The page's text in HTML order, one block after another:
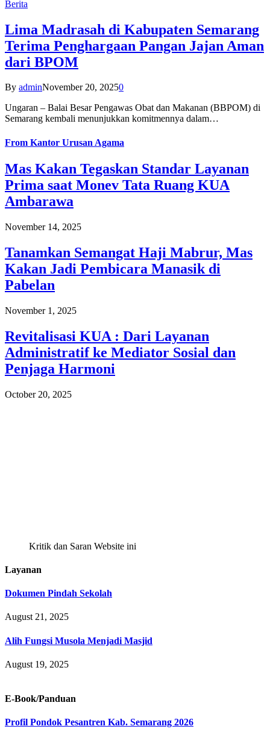
Berita
Lima Madrasah di Kabupaten Semarang
Terima Penghargaan Pangan Jajan Aman
dari BPOM
By adminNovember 20, 20250
Ungaran – Balai Besar Pengawas Obat dan Makanan (BBPOM) di
Semarang kembali menunjukkan komitmennya dalam…
From Kantor Urusan Agama
Mas Kakan Tegaskan Standar Layanan
Prima saat Monev Tata Ruang KUA
Ambarawa
November 14, 2025
Tanamkan Semangat Haji Mabrur, Mas
Kakan Jadi Pembicara Manasik di
Pabelan
November 1, 2025
Revitalisasi KUA : Dari Layanan
Administratif ke Mediator Sosial dan
Penjaga Harmoni
October 20, 2025
Kritik dan Saran Website ini
Layanan
Dokumen Pindah Sekolah
August 21, 2025
Alih Fungsi Musola Menjadi Masjid
August 19, 2025
E-Book/Panduan
Profil Pondok Pesantren Kab. Semarang 2026